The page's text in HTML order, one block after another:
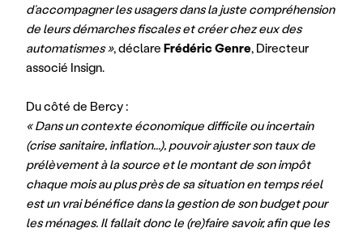
d’accompagner les usagers dans la juste compréhension
de leurs démarches fiscales et créer chez eux des
automatismes », déclare Frédéric Genre, Directeur
associé Insign.
Du côté de Bercy :
« Dans un contexte économique difficile ou incertain
(crise sanitaire, inflation...), pouvoir ajuster son taux de
prélèvement à la source et le montant de son impôt
chaque mois au plus près de sa situation en temps réel
est un vrai bénéfice dans la gestion de son budget pour
les ménages. Il fallait donc le (re)faire savoir, afin que les